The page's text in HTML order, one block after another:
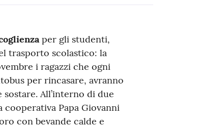
per gli studenti,
trasporto scolastico: la
i ragazzi che ogni
per rincasare, avranno
All’interno di due
Papa Giovanni
con bevande calde e